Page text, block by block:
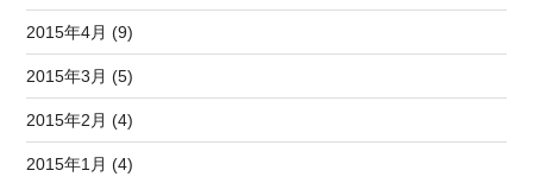
2015年4月 (9)
2015年3月 (5)
2015年2月 (4)
2015年1月 (4)